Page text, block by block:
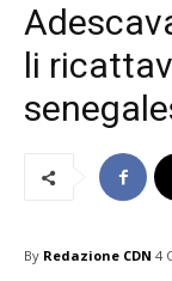
li
By Redazione CDN 4